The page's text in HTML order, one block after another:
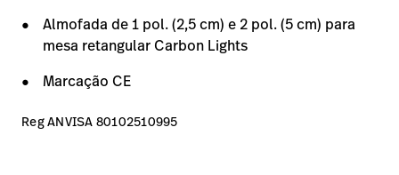
Almofada de 1 pol. (2,5 cm) e 2 pol. (5 cm) para
mesa retangular Carbon Lights
Marcação CE
Reg ANVISA 80102510995